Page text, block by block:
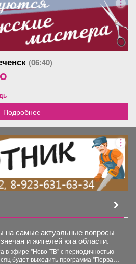
(06:40)
o
Подробнее
на самые актуальные вопросы
и жителей юга области.
в эфире "Ново-ТВ" с периодичностью
будет выходить программа "Первая